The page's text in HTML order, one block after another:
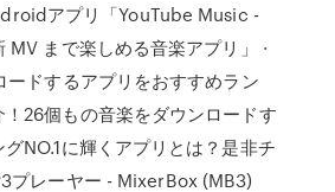
アプリ「YouTube Music -
MV まで楽しめる音楽アプリ」 ·
ードするアプリをおすすめラン
26個もの音楽をダウンロードす
NO.1に輝くアプリとは？是非チ
プレーヤー - MixerBox (MB3)